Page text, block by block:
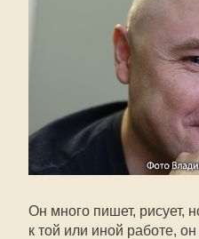
Он много пишет, рисует,
к той или иной работе,